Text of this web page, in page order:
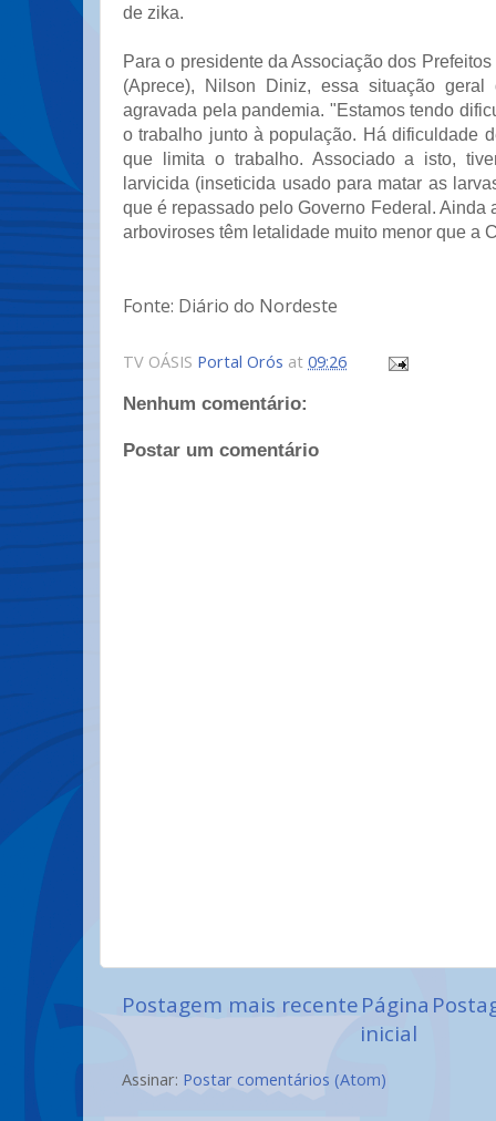
de zika.
Para o presidente da Associação dos
(Aprece), Nilson Diniz, essa situação geral
agravada pela pandemia. "Estamos tendo
o trabalho junto à população. Há dificuldade
que limita o trabalho. Associado a isto,
larvicida (inseticida usado para matar as
que é repassado pelo Governo Federal. Ainda
arboviroses têm letalidade muito menor que a
Fonte: Diário do Nordeste
TV OÁSIS Portal Orós at 09:26
Nenhum comentário:
Postar um comentário
Postagem mais recentePágina
inicial
Assinar: Postar comentários (Atom)